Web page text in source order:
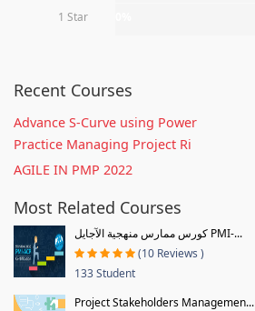
1 Star
Recent Courses
Advance S-Curve using Power
Practice Managing Project Ri
AGILE IN PMP 2022
Most Related Courses
كورس ممارس منهجية الآجايل PMI-...
(10 Reviews )
133 Student
Project Stakeholders Managemen...